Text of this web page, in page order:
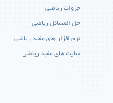
جزوات ریاضی
حل المسائل ریاضی
نرم افزار های مفید ریاضی
سایت های مفید ریاضی